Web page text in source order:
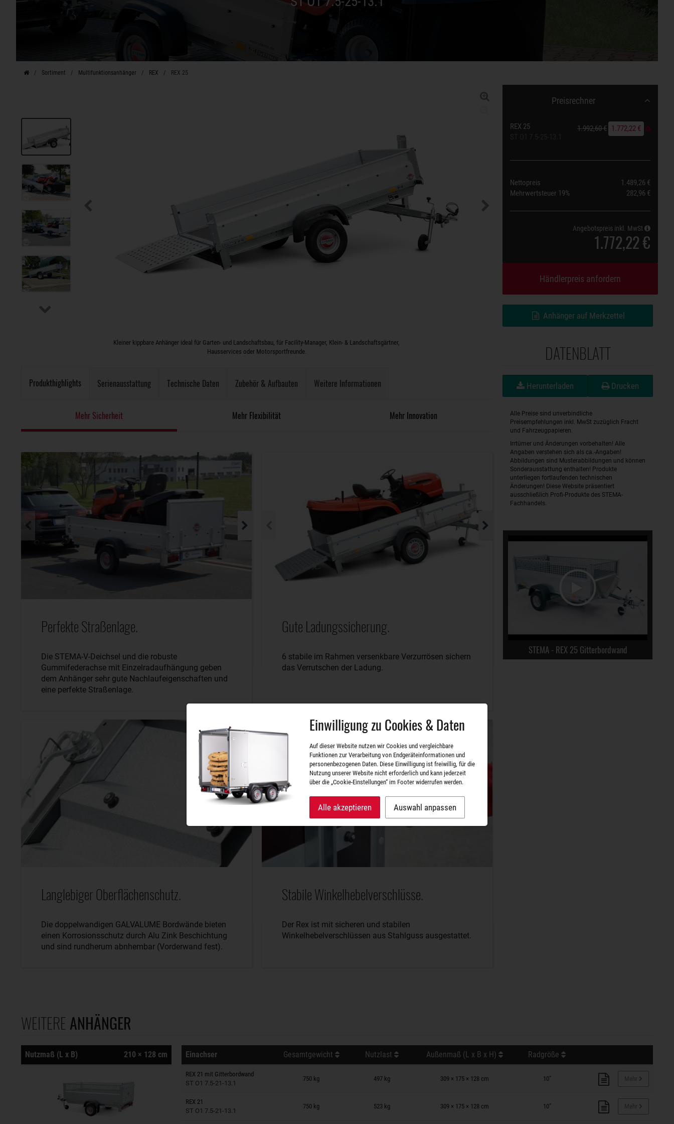
Sortiment Multifunktionsanhänger REX REX 25
Kleiner kippbare Anhänger ideal für Garten- und Landschaftsbau, für Facility-Manager, Klein- & Landschaftsgärtner,
Hausservices oder Motorsportfreunde.
Produkthighlights Serienausstattung Technische Daten Zubehör & Aufbauten Weitere Informationen
Mehr Sicherheit Mehr Flexibilität Mehr Innovation
Perfekte Straßenlage.
Die STEMA-V-Deichsel und die robuste
Gummifederachse mit Einzelradaufhängung geben
dem Anhänger sehr gute Nachlaufeigenschaften und
eine perfekte Straßenlage.
Gute Ladungssicherung.
6 stabile im Rahmen versenkbare Verzurrösen sichern
das Verrutschen der Ladung.
Langlebiger Oberflächenschutz.
Die doppelwandigen GALVALUME Bordwände bieten
einen Korrosionsschutz durch Alu Zink Beschichtung
und sind rundherum abnhembar (Vorderwand fest).
Stabile Winkelhebelverschlüsse.
Der Rex ist mit sicheren und stabilen
Winkelhebelverschlüssen aus Stahlguss ausgestattet.
Preisrechner
REX 25 1.992,60 € 1.772,22 €
Nettopreis
1.489,26 €
Mehrwertsteuer 19% 282,96 €
Angebotspreis inkl. MwSt
1.772,22 €
Händlerpreis anfordern
Anhänger auf Merkzettel
DATENBLATT
Herunterladen Drucken
Alle Preise sind unverbindliche
Preisempfehlungen inkl. MwSt zuzüglich Fracht
und Fahrzeugpapieren.
Irrtümer und Änderungen vorbehalten! Alle
Angaben verstehen sich als ca.-Angaben!
Abbildungen sind Musterabbildungen und können
Sonderausstattung enthalten! Produkte
unterliegen fortlaufenden technischen
Änderungen! Diese Website präsentiert
ausschließlich Profi-Produkte des STEMA-
Fachhandels.
STEMA - REX 25 Gitterbordwand
WEITERE ANHÄNGER
Nutzmaß (L x B) 210 × 128 cm Einachser Gesamtgewicht Nutzlast Außenmaß (L x B x H) Radgröße
REX 21 mit Gitterbordwand
ST O1 7.5-21-13.1
750 kg 497 kg 309 × 175 × 128 cm 10"
Anhänger auf Merkzettel
REX 21
ST O1 7.5-21-13.1
750 kg 523 kg 309 × 175 × 128 cm 10"
Anhänger auf Merkzettel
Einwilligung zu Cookies & Daten
Auf dieser Website nutzen wir Cookies und vergleichbare
Funktionen zur Verarbeitung von Endgeräteinformationen und
personenbezogenen Daten. Diese Einwilligung ist freiwillig, für die
Nutzung unserer Website nicht erforderlich und kann jederzeit
über die „Cookie-Einstellungen“ im Footer widerrufen werden.
Alle akzeptieren Auswahl anpassen